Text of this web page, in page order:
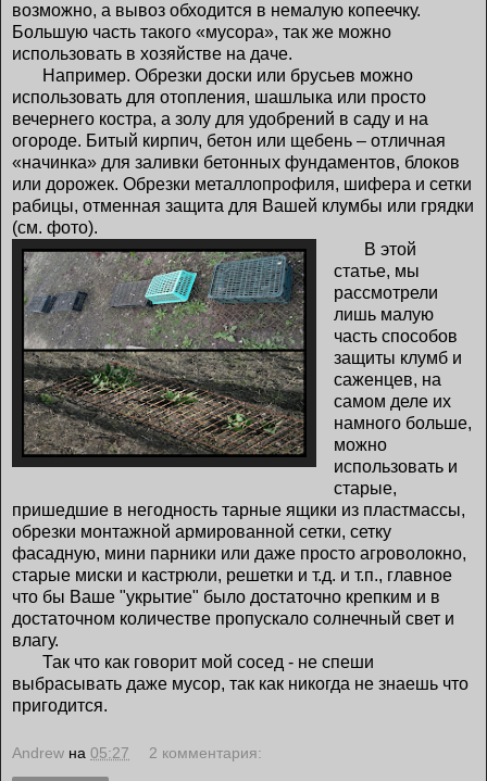
возможно, а вывоз обходится в немалую копеечку.
Большую часть такого «мусора», так же можно
использовать в хозяйстве на даче.
Например. Обрезки доски или брусьев можно
использовать для отопления, шашлыка или просто
вечернего костра, а золу для удобрений в саду и на
огороде. Битый кирпич, бетон или щебень – отличная
«начинка» для заливки бетонных фундаментов, блоков
или дорожек. Обрезки металлопрофиля, шифера и сетки
рабицы, отменная защита для Вашей клумбы или грядки
(см. фото).
В этой
статье, мы
рассмотрели
лишь малую
часть способов
защиты клумб и
саженцев, на
самом деле их
намного больше,
можно
использовать и
старые,
пришедшие в негодность тарные ящики из пластмассы,
обрезки монтажной армированной сетки, сетку
фасадную, мини парники или даже просто агроволокно,
старые миски и кастрюли, решетки и т.д. и т.п., главное
что бы Ваше "укрытие" было достаточно крепким и в
достаточном количестве пропускало солнечный свет и
влагу.
Так что как говорит мой сосед - не спеши
выбрасывать даже мусор, так как никогда не знаешь что
пригодится.
Andrew на 05:27 2 комментария: